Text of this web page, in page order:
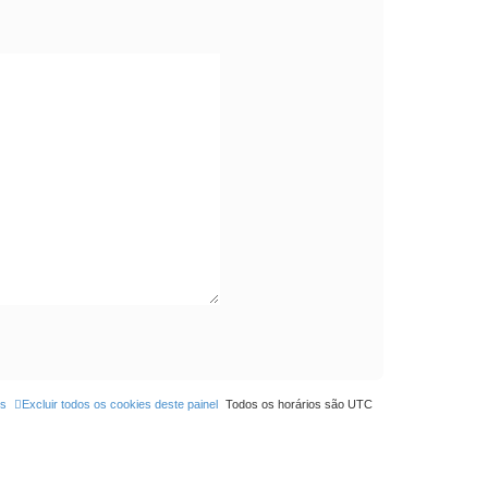
Todos os horários são UTC
Excluir todos os cookies deste painel